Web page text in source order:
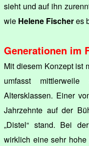
sieht und auf ihn
wie Helene Fischeres
Generationen im
Mit diesem Konzept ist
umfasst
Altersklassen. Einer
Jahrzehnte auf der
„Distel“ stand. Bei
wirklich eine sehr